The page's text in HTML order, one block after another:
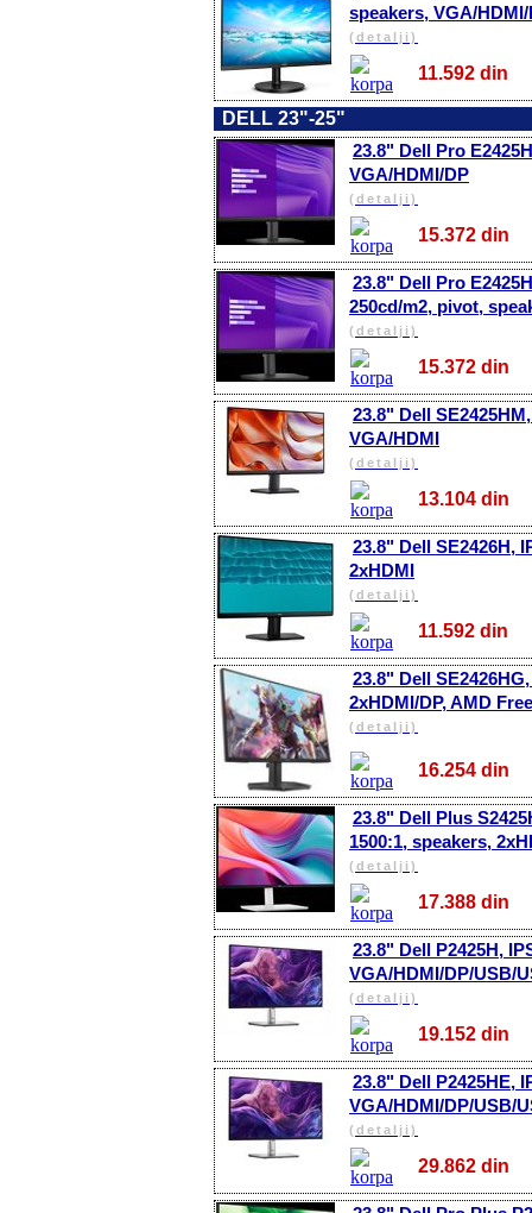
speakers, VGA/HDMI/
(detalji)
11.592
DELL 23"-25"
23.8" Dell Pro
VGA/HDMI/DP
(detalji)
15.372
23.8" Dell Pro
250cd/m2, pivot,
(detalji)
15.372
23.8" Dell
VGA/HDMI
(detalji)
13.104
23.8" Dell SE2426H,
2xHDMI
(detalji)
11.592
23.8" Dell
2xHDMI/DP, AMD
(detalji)
16.254
23.8" Dell Plus
1500:1, speakers,
(detalji)
17.388
23.8" Dell P2425H,
VGA/HDMI/DP/USB/
(detalji)
19.152
23.8" Dell P2425HE,
VGA/HDMI/DP/USB/
(detalji)
29.862